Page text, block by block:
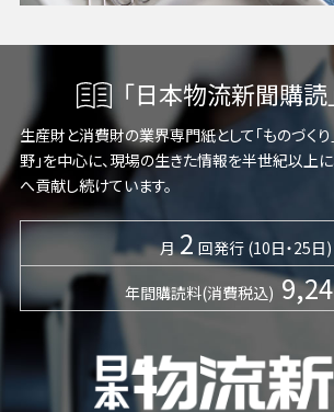
「日本物流新聞購読
生産財と消費財の業界専門紙として「ものづくり
野」を中心に、現場の生きた情報を半世紀以上
へ貢献し続けています。
月 2 回発行 (10日・25日)
年間購読料(消費税込)